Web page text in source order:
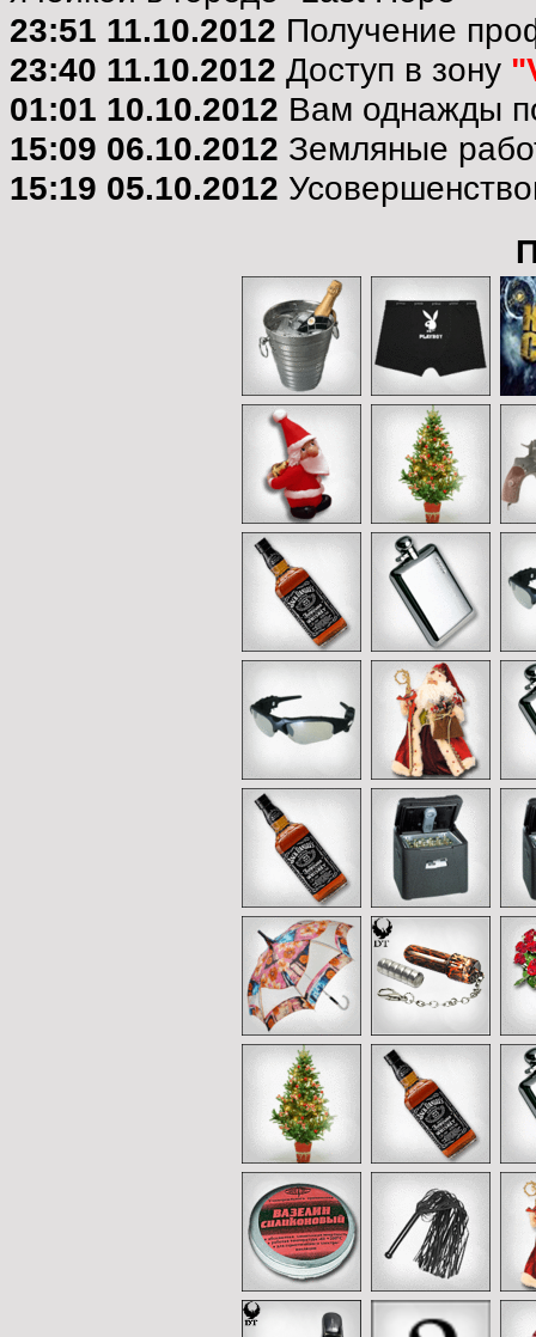
23:51 11.10.2012 Получение
23:40 11.10.2012 Доступ в зону
01:01 10.10.2012 Вам однажды
15:09 06.10.2012 Земляные
15:19 05.10.2012